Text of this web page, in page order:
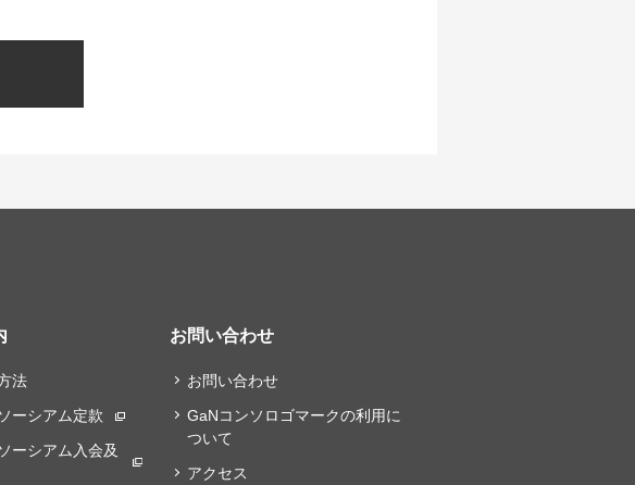
法
ーシアム定款
ーシアム入会及
お問い合わせ
お問い合わせ
GaNコンソロゴマークの利用に
ついて
アクセス